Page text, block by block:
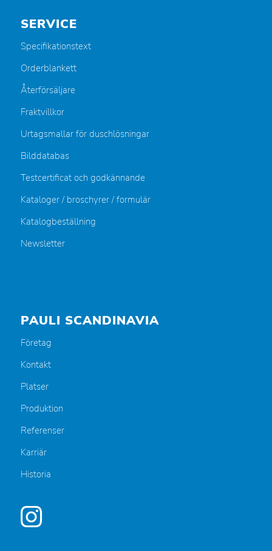
SERVICE
Specifikationstext
Orderblankett
Återförsäljare
Fraktvillkor
Urtagsmallar för duschlösningar
Bilddatabas
Testcertificat och godkännande
Kataloger / broschyrer / formulär
Katalogbeställning
Newsletter
PAULI SCANDINAVIA
Företag
Kontakt
Platser
Produktion
Referenser
Karriär
Historia